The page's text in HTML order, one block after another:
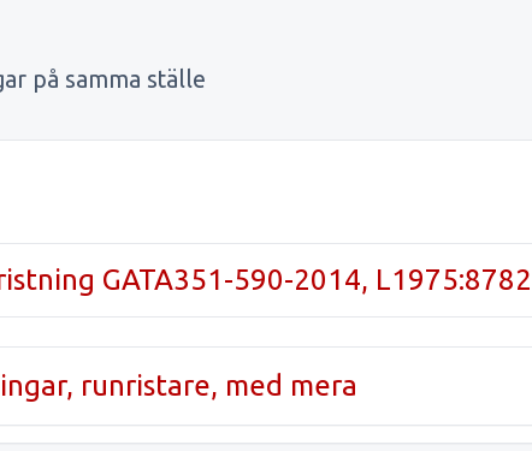
på samma ställe
GATA351-590-2014, L1975:8782
runristare, med mera